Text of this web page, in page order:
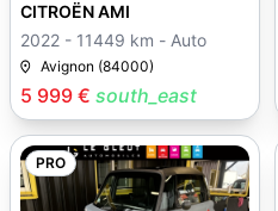
5 999 € south_east
CITROËN AMI
2022 - 11449 km - Auto
Avignon (84000)
PRO